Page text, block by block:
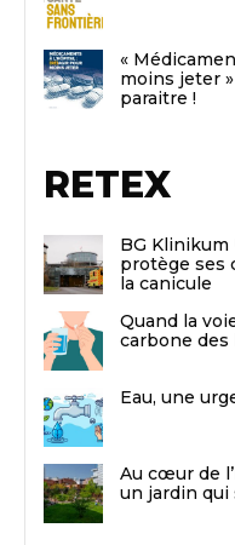
«
moins jeter
paraitre !
RETEX
BG
protège ses
la canicule
Quand la
carbone
Eau, une
Au cœur de
un jardin qui